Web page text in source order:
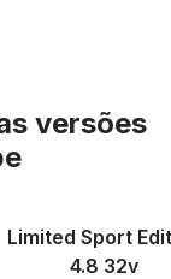
versões
Limited Sport
4.8 32v